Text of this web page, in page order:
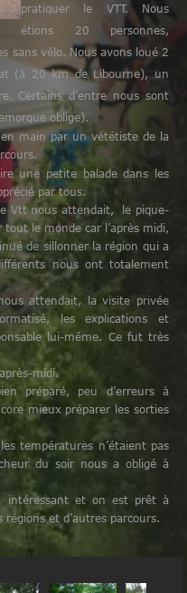
pratiquer le VTT. Nous
étions 20 personnes,
sans vélo. Nous avons loué 2
(à 20 km de Libourne), un
Certains d’entre nous sont
oblige).
main par un vététiste de la
une petite balade dans les
par tous.
Vtt nous attendait,
le pique-
le monde car l’après midi,
de sillonner la région qui a
nous ont totalement
attendait, la visite privée
les explications et
lui-même. Ce fut très
midi.
préparé, peu d’erreurs à
mieux préparer les sorties
températures n’étaient pas
du soir nous a obligé à
intéressant et on est prêt à
et d’autres parcours.